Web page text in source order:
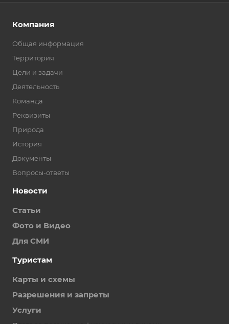
Компания
Общая информация
Территория
Цели и задачи
Деятельность
Команда
Реквизиты
Природа
История
Документы
Вопросы-ответы
Новости
Статьи
Фото и Видео
Для СМИ
Туристам
Карты и схемы
Разрешения и запреты
Услуги